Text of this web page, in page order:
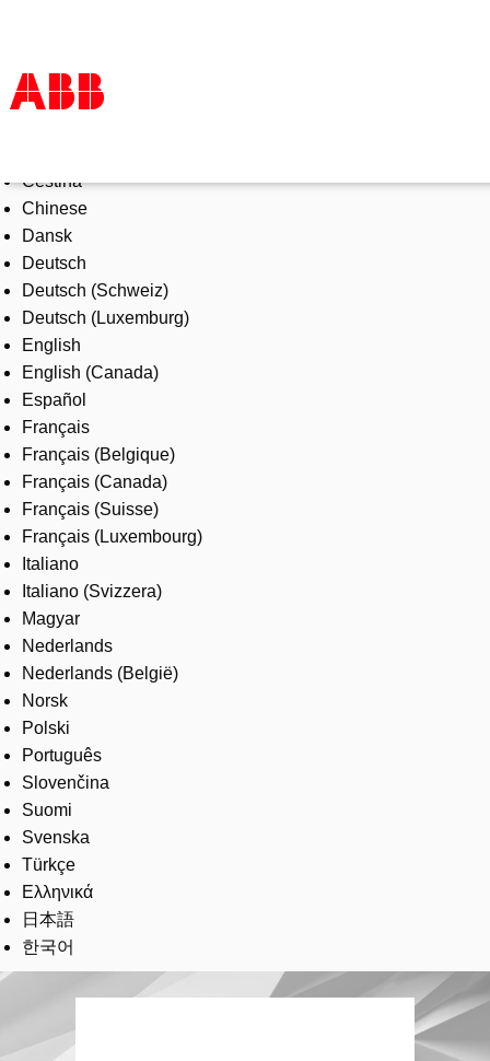
Products & Solutions
Industries
Services
About us
Where to buy
Contact us
Careers
Čeština
Chinese
Dansk
Deutsch
Deutsch (Schweiz)
Deutsch (Luxemburg)
English
English (Canada)
Español
Français
Français (Belgique)
Français (Canada)
Français (Suisse)
Français (Luxembourg)
Italiano
Italiano (Svizzera)
Magyar
Nederlands
Nederlands (België)
Norsk
Polski
Português
Slovenčina
Suomi
Svenska
Türkçe
Ελληνικά
日本語
한국어